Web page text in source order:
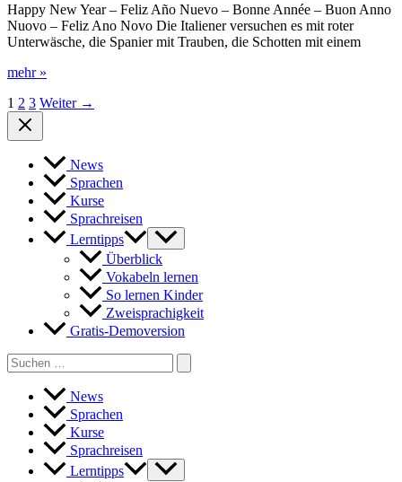
Happy New Year – Feliz Año Nuevo – Bonne Année – Buon Anno
Nuovo – Feliz Ano Novo Die Italiener versuchen es mit roter
Unterwäsche, die Spanier mit Trauben, die Schotten mit einem
Traditionelle
verrückte
Silvesterbräuche
aus
Welt
mehr »
1 2 3 Weiter →
News
Sprachen
Kurse
Sprachreisen
Lerntipps
Überblick
Vokabeln lernen
So lernen Kinder
Zweisprachigkeit
Gratis-Demoversion
Search
for:
News
Sprachen
Kurse
Sprachreisen
Lerntipps